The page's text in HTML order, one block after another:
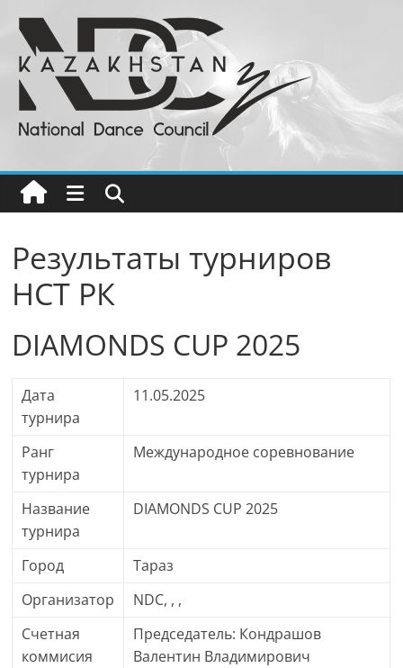
содержимому
Национальный
Совет
Танца
РК
Бальные
танцы
в
Казахстане
Результаты турниров
НСТ РК
DIAMONDS CUP 2025
Дата
турнира
11.05.2025
Ранг
турнира
Международное соревнование
Название
турнира
DIAMONDS CUP 2025
Город
Тараз
Организатор
NDC, , ,
Счетная
коммисия
Председатель: Кондрашов
Валентин Владимирович